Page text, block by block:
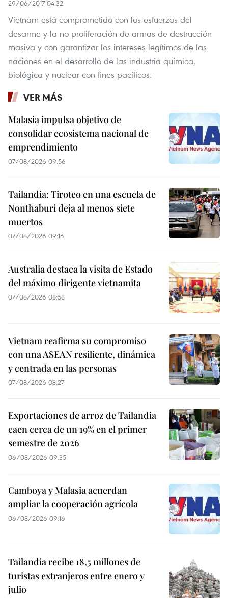
29/06/2017 04:32
Vietnam está comprometido con los esfuerzos del
desarme y la no proliferación de armas de destrucción
masiva y con garantizar los intereses legítimos de las
naciones en el desarrollo de las industria química,
biológica y nuclear con fines pacíficos.
VER MÁS
Malasia impulsa objetivo de
consolidar ecosistema nacional de
emprendimiento
07/08/2026 09:56
Tailandia: Tiroteo en una escuela de
Nonthaburi deja al menos siete
muertos
07/08/2026 09:16
Australia destaca la visita de Estado
del máximo dirigente vietnamita
07/08/2026 08:58
Vietnam reafirma su compromiso
con una ASEAN resiliente, dinámica
y centrada en las personas
07/08/2026 08:27
Exportaciones de arroz de Tailandia
caen cerca de un 19% en el primer
semestre de 2026
06/08/2026 09:35
Camboya y Malasia acuerdan
ampliar la cooperación agrícola
06/08/2026 09:16
Tailandia recibe 18,5 millones de
turistas extranjeros entre enero y
julio